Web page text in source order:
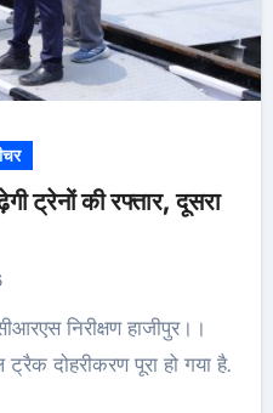
ट्रेनों की रफ्तार, दूसरा
दोहरीकरण पूरा हो गया है.